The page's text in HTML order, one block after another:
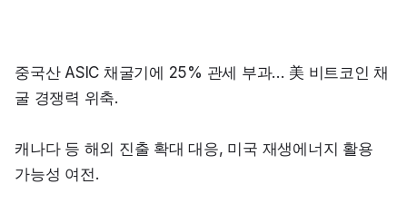
중국산 ASIC 채굴기에 25% 관세 부과… 美 비트코인 채
굴 경쟁력 위축.
캐나다 등 해외 진출 확대 대응, 미국 재생에너지 활용
가능성 여전.